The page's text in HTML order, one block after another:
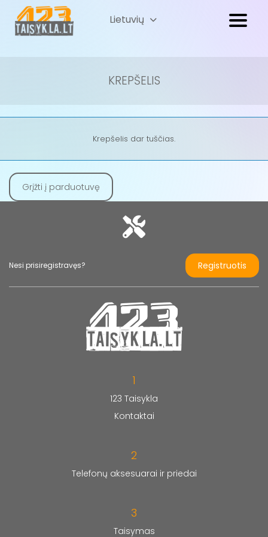
Lietuvių
KREPŠELIS
Krepšelis dar tuščias.
Grįžti į parduotuvę
Nesi prisiregistravęs? Registruotis
1
123 Taisykla
Kontaktai
2
Telefonų aksesuarai ir priedai
3
Taisymas